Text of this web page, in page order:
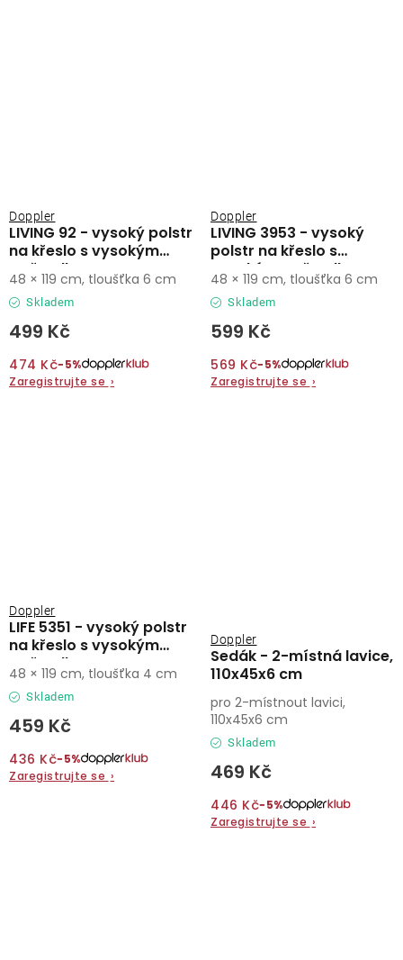
LIVING 92 - vysoký polstr
na křeslo s vysokým
opěradlem
Doppler
Skladem
499 Kč
474 Kč−5%
Zaregistrujte se ›
48 × 119 cm, tloušťka 6 cm
LIVING 3953 - vysoký
polstr na křeslo s
vysokým opěradlem
Doppler
Skladem
599 Kč
569 Kč−5%
Zaregistrujte se ›
48 × 119 cm, tloušťka 6 cm
LIFE 5351 - vysoký polstr
na křeslo s vysokým
opěradlem
Doppler
Skladem
459 Kč
436 Kč−5%
Zaregistrujte se ›
48 × 119 cm, tloušťka 4 cm
Sedák - 2-místná lavice,
110x45x6 cm
Doppler
Skladem
469 Kč
446 Kč−5%
Zaregistrujte se ›
pro 2-místnout lavici,
110x45x6 cm